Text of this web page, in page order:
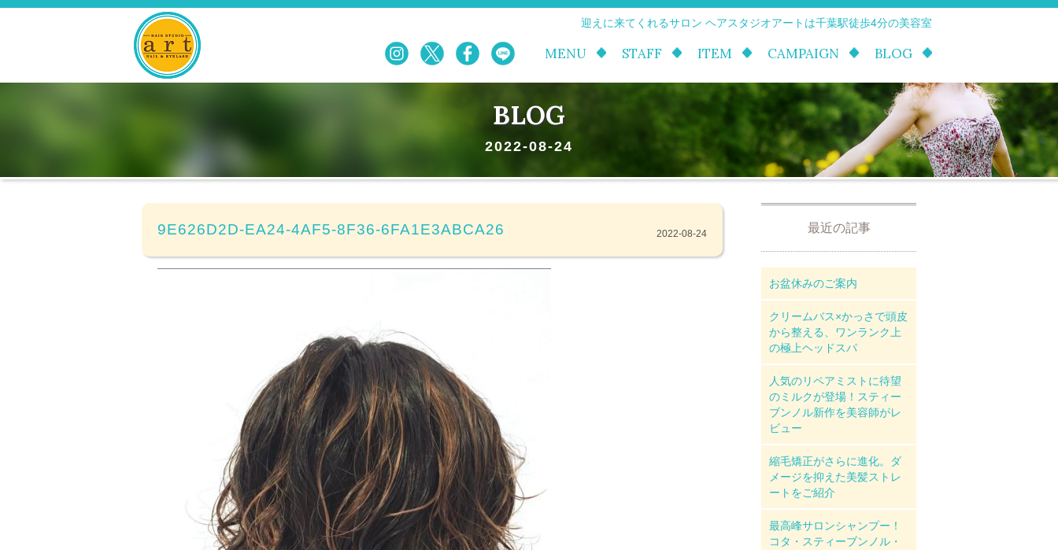
迎えに来てくれるサロン ヘアスタジオアートは千葉駅徒歩4分の美容室
MENU STAFF ITEM CAMPAIGN BLOG
BLOG
2022-08-24
9E626D2D-EA24-4AF5-8F36-6FA1E3ABCA26 2022-08-24 最近の記事
お盆休みのご案内
クリームバス×かっさで頭皮
から整える、ワンランク上
の極上ヘッドスパ
人気のリペアミストに待望
のミルクが登場！スティー
ブンノル新作を美容師がレ
ビュー
縮毛矯正がさらに進化。ダ
メージを抑えた美髪ストレ
ートをご紹介
最高峰サロンシャンプー！
コタ・スティーブンノル・